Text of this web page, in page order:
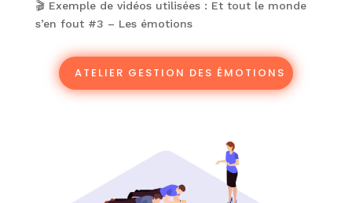
🎬 Exemple de vidéos utilisées : Et tout le monde
s’en fout #3 – Les émotions
ATELIER GESTION DES ÉMOTIONS